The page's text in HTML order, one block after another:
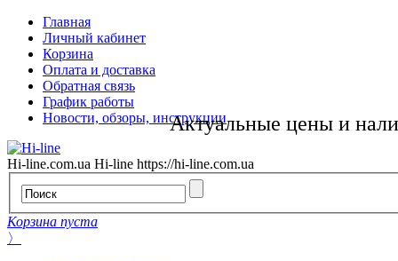
Главная
Личный кабинет
Корзина
Оплата и доставка
Обратная связь
График работы
Новости, обзоры, инструкции
Hi-line.com.ua Hi-line https://hi-line.com.ua
Корзина пуста
Актуальные цены и
〉